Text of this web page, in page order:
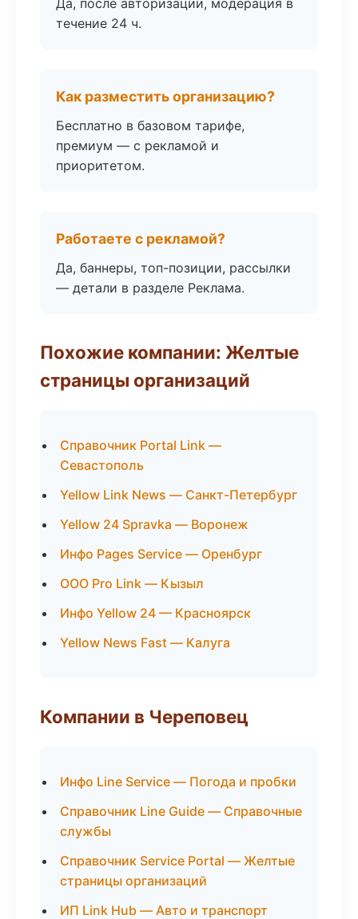
Да, после авторизации, модерация в
течение 24 ч.
Как разместить организацию?
Бесплатно в базовом тарифе,
премиум — с рекламой и
приоритетом.
Работаете с рекламой?
Да, баннеры, топ-позиции, рассылки
— детали в разделе Реклама.
Похожие компании: Желтые
страницы организаций
Справочник Portal Link —
Севастополь
Yellow Link News — Санкт-Петербург
Yellow 24 Spravka — Воронеж
Инфо Pages Service — Оренбург
ООО Pro Link — Кызыл
Инфо Yellow 24 — Красноярск
Yellow News Fast — Калуга
Компании в Череповец
Инфо Line Service — Погода и пробки
Справочник Line Guide — Справочные
службы
Справочник Service Portal — Желтые
страницы организаций
ИП Link Hub — Авто и транспорт